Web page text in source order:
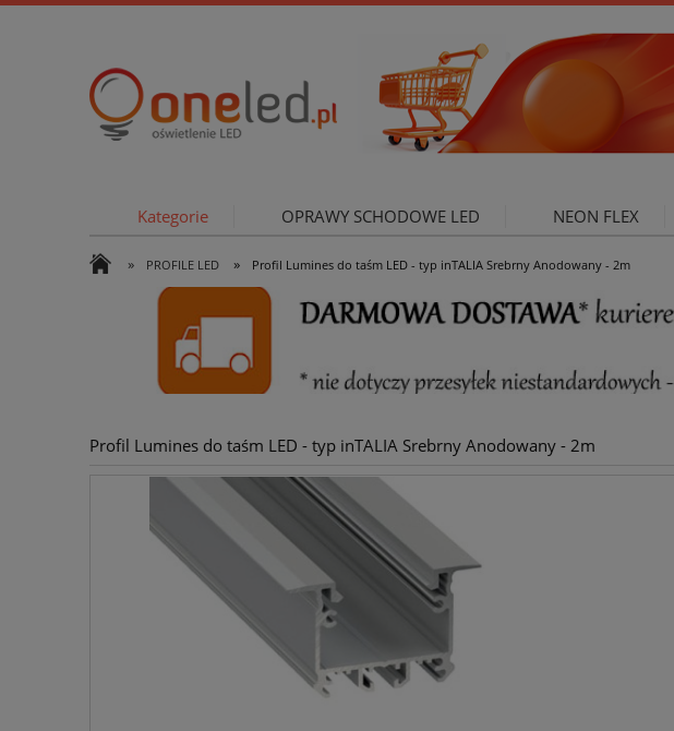
Kategorie OPRAWY SCHODOWE LED NEON FLEX
OŚWIETLENIE ZEWNĘTRZNE
» PROFILE LED » Profil Lumines do taśm LED - typ inTALIA Srebrny Anodowany - 2m
Profil Lumines do taśm LED - typ inTALIA Srebrny Anodowany - 2m